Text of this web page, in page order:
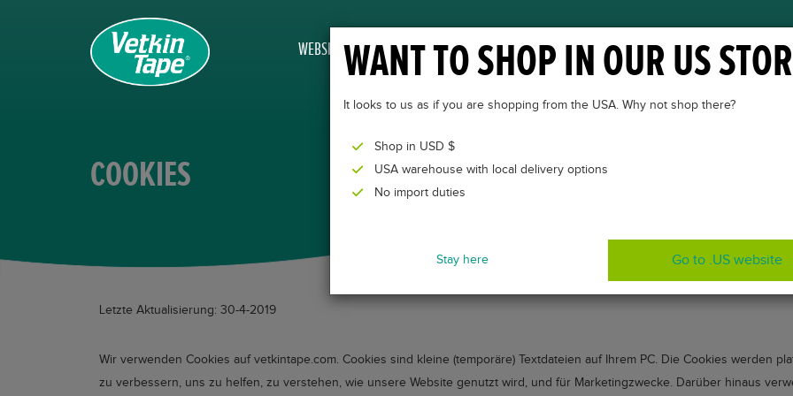
WEBSHOP ÜBER VETKINTAPE® CASES VETKINTAPE®
COOKIES
Letzte Aktualisierung: 30-4-2019
Wir verwenden Cookies auf vetkintape.com. Cookies sind kleine (temporäre) Textdateien auf Ihrem PC. Die Cookies werden
zu verbessern, uns zu helfen, zu verstehen, wie unsere Website genutzt wird, und für Marketingzwecke. Darüber hinaus
WANT TO SHOP IN OUR US
It looks to us as if you are shopping from the USA. Why not shop there?
Shop in USD $
USA warehouse with local delivery options
No import duties
Stay here Go to .US website